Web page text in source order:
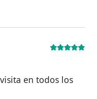
en todos los